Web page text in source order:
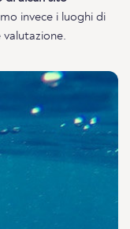
invece i luoghi di
valutazione.